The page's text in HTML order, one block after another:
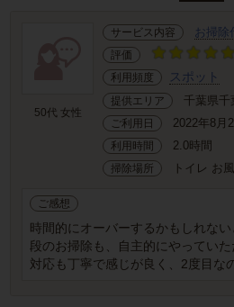
50代 女性
サービス内容 お掃除
評価
利用頻度
スポット
提供エリア 千葉県千
ご利用日 2022年8月
利用時間 2.0時間
掃除場所 トイレ お
ご感想
時間的にオーバーするかもしれな
段のお掃除も、自主的にやっていた
対応も丁寧で感じが良く、2度目な